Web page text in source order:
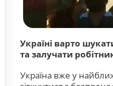
Україні варто
та залучати
Україна вже у